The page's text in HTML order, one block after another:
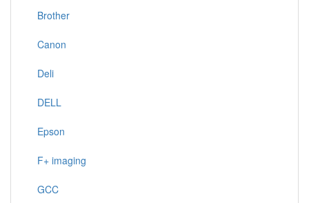
Brother
Canon
Deli
DELL
Epson
F+ imaging
GCC